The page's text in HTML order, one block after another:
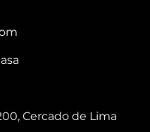
Cercado de Lima